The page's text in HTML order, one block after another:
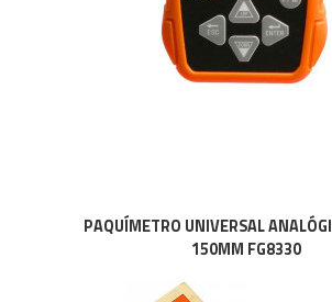
PAQUÍMETRO UNIVERSAL
150MM FG8330